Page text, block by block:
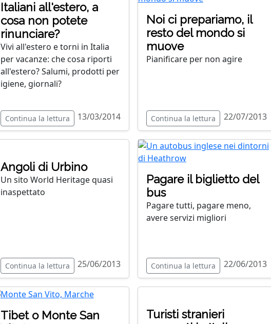
Italiani all'estero, a
cosa non potete
rinunciare?
Vivi all'estero e torni in Italia
per vacanze: che cosa riporti
all'estero? Salumi, prodotti per
igiene, giornali?
Continua la lettura 13/03/2014
Noi ci prepariamo, il
resto del mondo si
muove
Pianificare per non agire
Continua la lettura 22/07/2013
Angoli di Urbino
Un sito World Heritage quasi
inaspettato
Continua la lettura 25/06/2013
Pagare il biglietto del
bus
Pagare tutti, pagare meno,
avere servizi migliori
Continua la lettura 22/06/2013
Tibet o Monte San
Turisti stranieri